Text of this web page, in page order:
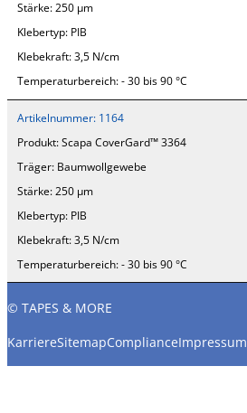
Stärke:250 µm
Klebertyp: PIB
Klebekraft:3,5 N/cm
Temperaturbereich:- 30 bis 90 °C
Artikelnummer: 1164
Produkt:Scapa CoverGard™ 3364
Träger: Baumwollgewebe
Stärke: 250 µm
Klebertyp: PIB
Klebekraft:3,5 N/cm
Temperaturbereich:- 30 bis 90 °C
© TAPES & MORE
KarriereSitemapComplianceImpressum